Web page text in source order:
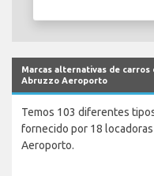
Marcas alternativas de carros
Abruzzo Aeroporto
Temos 103 diferentes
fornecido por 18
Aeroporto.